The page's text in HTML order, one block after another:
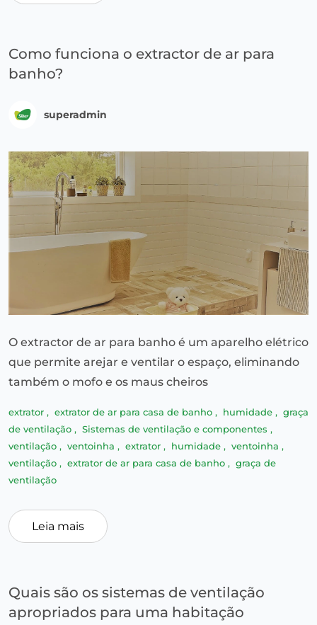
Como funciona o extractor de ar para
banho?
superadmin
O extractor de ar para banho é um aparelho elétrico
que permite arejar e ventilar o espaço, eliminando
também o mofo e os maus cheiros
extrator , extrator de ar para casa de banho , humidade , graça
de ventilação , Sistemas de ventilação e componentes ,
ventilação , ventoinha , extrator , humidade , ventoinha ,
ventilação , extrator de ar para casa de banho , graça de
ventilação
Leia mais
Quais são os sistemas de ventilação
apropriados para uma habitação